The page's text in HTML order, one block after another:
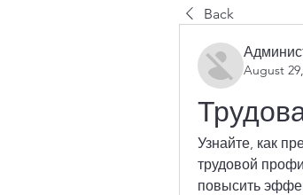
Back
August
Узнайте, как
трудовой
повысить